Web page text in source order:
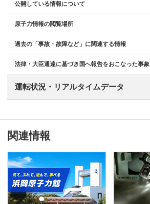
公開している情報について
原子力情報の閲覧場所
過去の「事故・故障など」に関連する情報
法律・大臣通達に基づき国へ報告をおこなった事象
運転状況・リアルタイムデータ
関連情報